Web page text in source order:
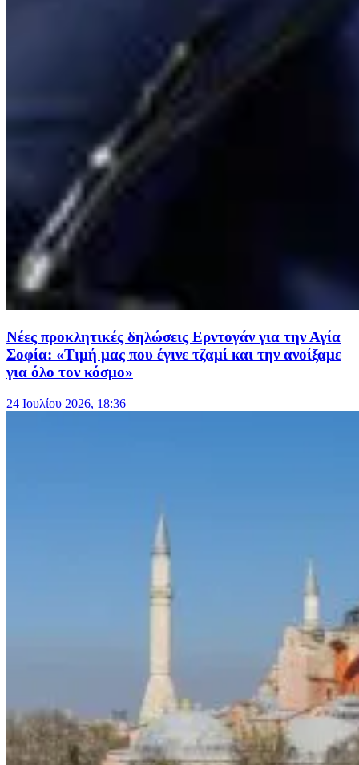
Νέες προκλητικές δηλώσεις Ερντογάν για την Αγία
Σοφία: «Τιμή μας που έγινε τζαμί και την ανοίξαμε
για όλο τον κόσμο»
24 Ιουλίου 2026, 18:36